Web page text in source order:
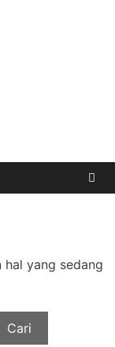
hal yang sedang